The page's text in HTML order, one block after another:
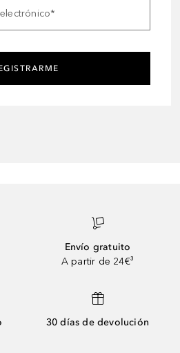
*
Envío gratuito
A partir de 24€³
30 días de devolución